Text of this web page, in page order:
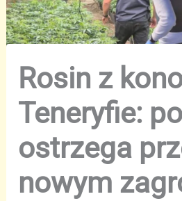
Rosin z
Teneryfie:
ostrzega
nowym